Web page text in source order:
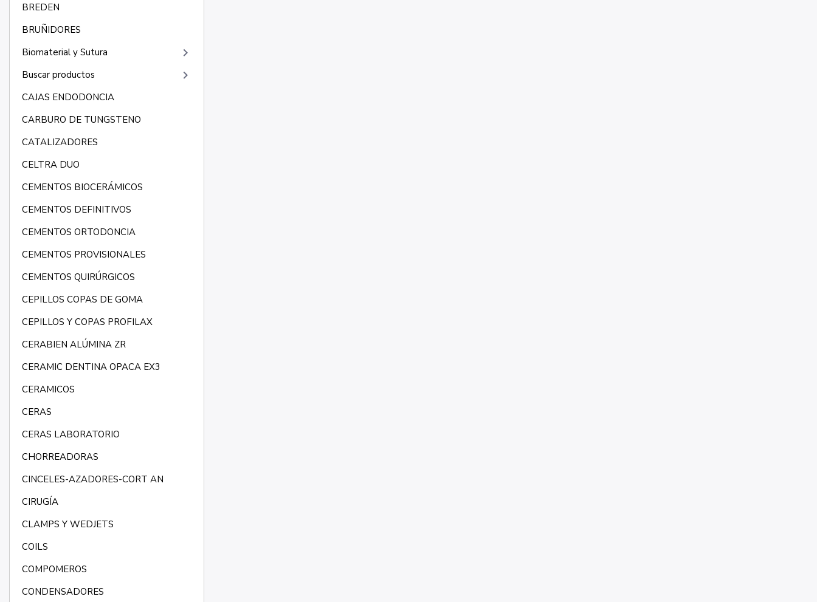
BREDEN
BRUÑIDORES
Biomaterial y Sutura
keyboard_arrow_right
Buscar productos keyboard_arrow_right
CAJAS ENDODONCIA
CARBURO DE TUNGSTENO
CATALIZADORES
CELTRA DUO
CEMENTOS BIOCERÁMICOS
CEMENTOS DEFINITIVOS
CEMENTOS ORTODONCIA
CEMENTOS PROVISIONALES
CEMENTOS QUIRÚRGICOS
CEPILLOS COPAS DE GOMA
CEPILLOS Y COPAS PROFILAX
CERABIEN ALÚMINA ZR
CERAMIC DENTINA OPACA EX3
CERAMICOS
CERAS
CERAS LABORATORIO
CHORREADORAS
CINCELES-AZADORES-CORT AN
CIRUGÍA
CLAMPS Y WEDJETS
COILS
COMPOMEROS
CONDENSADORES